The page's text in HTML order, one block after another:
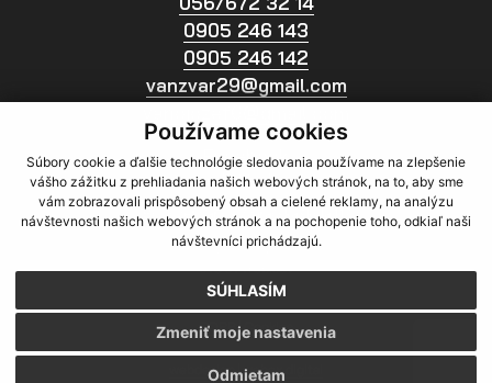
Používame cookies
Súbory cookie a ďalšie technológie sledovania používame na zlepšenie
vášho zážitku z prehliadania našich webových stránok, na to, aby sme
vám zobrazovali prispôsobený obsah a cielené reklamy, na analýzu
návštevnosti našich webových stránok a na pochopenie toho, odkiaľ naši
návštevníci prichádzajú.
SÚHLASÍM
Odmietam
Zmeniť moje nastavenia
0905 246 143
0905 246 142
vanzvar29@gmail.com
Facebook
ADRESA
Bc. Jozef Vaňo - Zváračská škola 117
Čsl. Armády 1117
075 01 Trebišov
GDPR | Cookies
webdesign| webex.digital